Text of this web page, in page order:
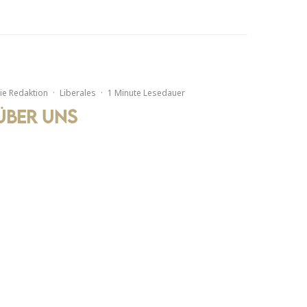
Redaktion · Liberales · 1 Minute Lesedauer
uns